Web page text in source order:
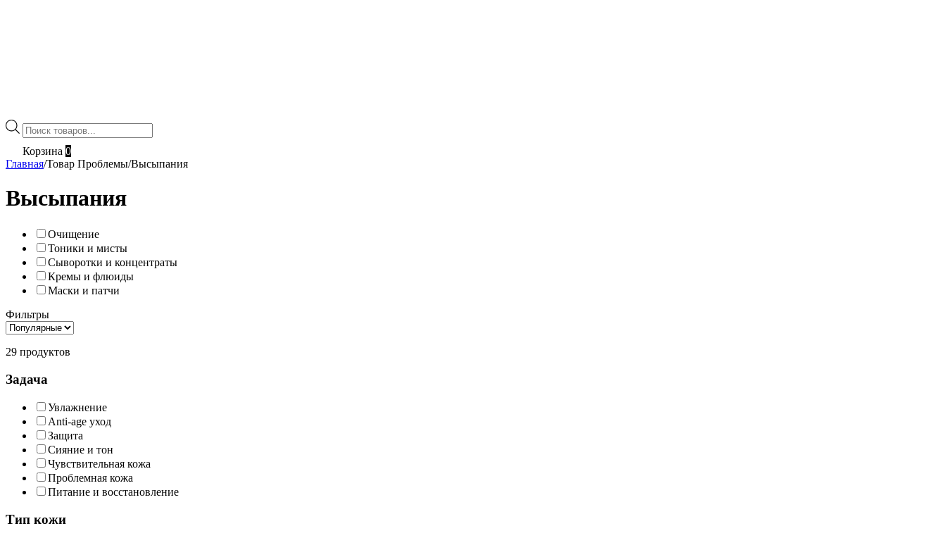
Поиск
товаров
Корзина 0
Главная/Товар Проблемы/Высыпания
Высыпания
Очищение
Тоники и мисты
Сыворотки и концентраты
Кремы и флюиды
Маски и патчи
Фильтры
29 продуктов
Задача
Увлажнение
Anti-age уход
Защита
Сияние и тон
Чувствительная кожа
Проблемная кожа
Питание и восстановление
Тип кожи